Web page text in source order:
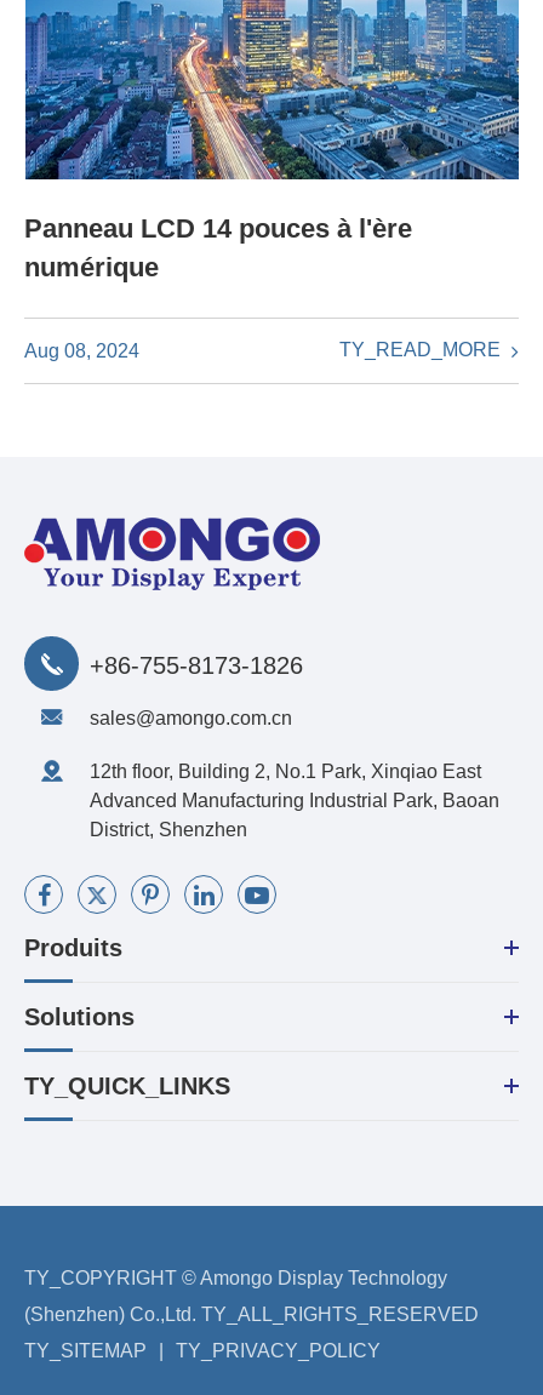
Panneau LCD 14 pouces à l'ère
numérique
Aug 08, 2024 TY_READ_MORE
+86-755-8173-1826
sales@amongo.com.cn
12th floor, Building 2, No.1 Park, Xinqiao East
Advanced Manufacturing Industrial Park, Baoan
District, Shenzhen
Produits
Solutions
TY_QUICK_LINKS
TY_COPYRIGHT ©Amongo Display Technology
(Shenzhen) Co.,Ltd. TY_ALL_RIGHTS_RESERVED
TY_SITEMAP
TY_PRIVACY_POLICY